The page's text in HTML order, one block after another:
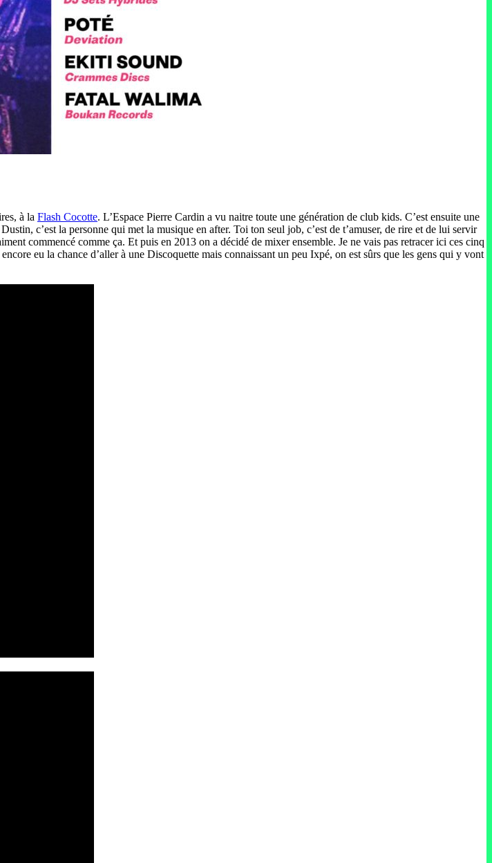
à la Flash Cocotte. L’Espace Pierre Cardin a vu naitre toute une génération de club kids. C’est ensuite une
c’est la personne qui met la musique en after. Toi ton seul job, c’est de t’amuser, de rire et de lui servir
commencé comme ça. Et puis en 2013 on a décidé de mixer ensemble. Je ne vais pas retracer ici ces cinq
eu la chance d’aller à une Discoquette mais connaissant un peu Ixpé, on est sûrs que les gens qui y vont